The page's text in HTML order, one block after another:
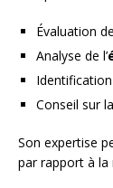
Évaluation
Analyse de l’
Conseil sur la
Son expertise
par rapport à la